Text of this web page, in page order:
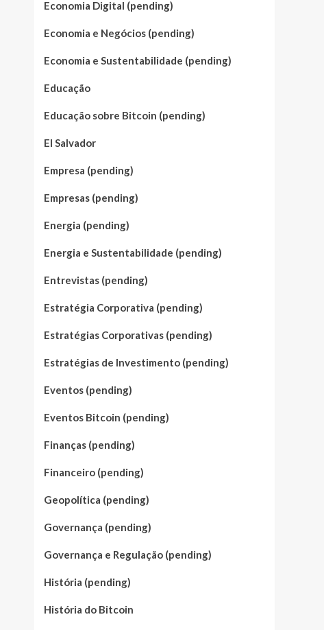
Economia Digital (pending)
Economia e Negócios (pending)
Economia e Sustentabilidade (pending)
Educação
Educação sobre Bitcoin (pending)
El Salvador
Empresa (pending)
Empresas (pending)
Energia (pending)
Energia e Sustentabilidade (pending)
Entrevistas (pending)
Estratégia Corporativa (pending)
Estratégias Corporativas (pending)
Estratégias de Investimento (pending)
Eventos (pending)
Eventos Bitcoin (pending)
Finanças (pending)
Financeiro (pending)
Geopolítica (pending)
Governança (pending)
Governança e Regulação (pending)
História (pending)
História do Bitcoin